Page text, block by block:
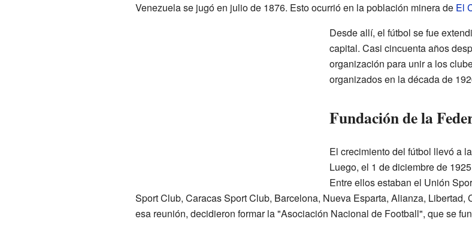
Venezuela se jugó en julio de 1876. Esto ocurrió en la población minera de El
Desde allí, el fútbol se fue
capital. Casi cincuenta años
organización para unir a los
organizados en la década de
Fundación de la
El crecimiento del fútbol llevó a
Luego, el 1 de diciembre de
Entre ellos estaban el Unión
Sport Club, Caracas Sport Club, Barcelona, Nueva Esparta, Alianza, Libertad,
esa reunión, decidieron formar la "Asociación Nacional de Football", que se